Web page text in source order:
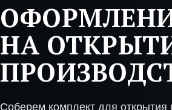
НА
Соберем комплект для